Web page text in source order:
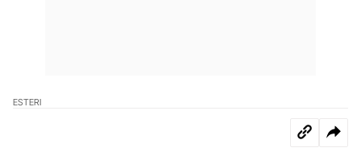
ESTERI